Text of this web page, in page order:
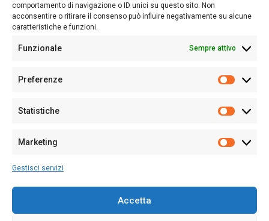
comportamento di navigazione o ID unici su questo sito. Non
acconsentire o ritirare il consenso può influire negativamente su alcune
caratteristiche e funzioni.
Funzionale Sempre attivo
Preferenze
Statistiche
Marketing
Gestisci servizi
Accetta
Follow Us
Sede:Via Cristoforo Colombo 09013 Carbonia
Partita IVA02270380922
128/2020 del 10/02/2020
Per la Pubblicità: